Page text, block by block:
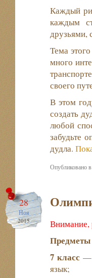
Каждый
каждым
друзьями,
Тема
много
своего
В этом
создать
любой
забудьте
дудла.
Опубликовано в
28
Ноя
2015 Внимание,
7 класс —
язык;